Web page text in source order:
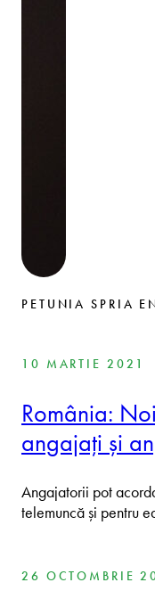
PETUNIA SPRIA
10 MARTIE 2021
România:
angajați și
Angajatorii pot
telemuncă și pentru
26 OCTOMBRIE